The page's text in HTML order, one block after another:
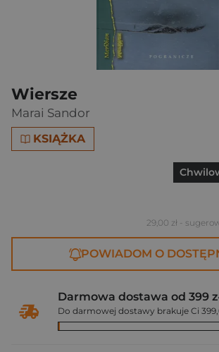
Wiersze
Marai Sandor
KSIĄŻKA
29,00 zł -
POWIADOM O
Darmowa dostawa od 399
Do darmowej dostawy brakuje Ci